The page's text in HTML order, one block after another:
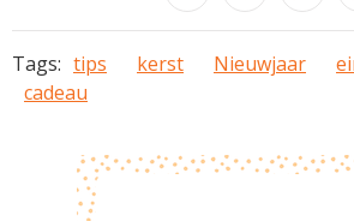
Tags: tips kerst Nieuwjaar
cadeau